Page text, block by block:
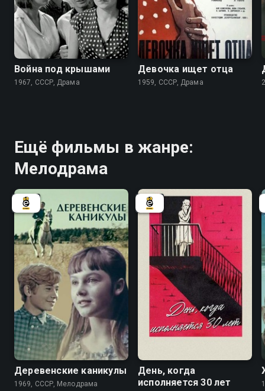
6.2
Война под крышами
1967, СССР, Драма
7.3
Девочка ищет отца
1959, СССР, Драма
Ещё фильмы в жанре:
Мелодрама
Деревенские каникулы
1969, СССР, Мелодрама
5.7
День, когда
исполняется 30 лет